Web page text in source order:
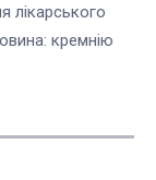
лікарського
кремнію